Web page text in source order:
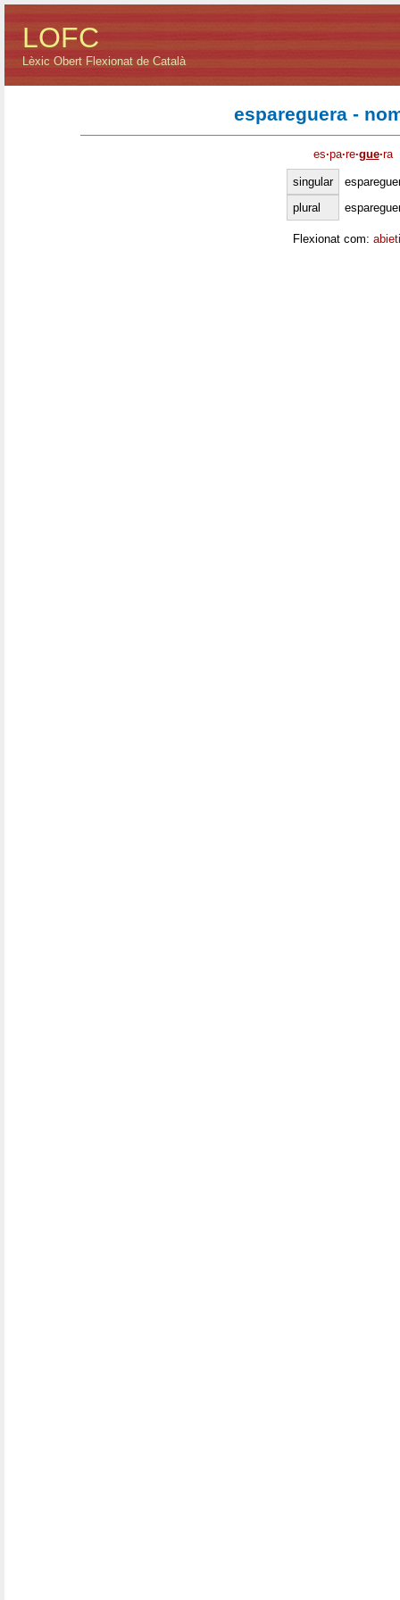
LOFC
Lèxic Obert Flexionat de Català
espareguera -
es·pa·re·gue·ra
singular
plural
Flexionat com: